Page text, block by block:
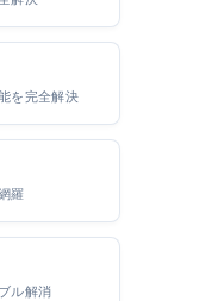
を完全解決
羅
ル解消